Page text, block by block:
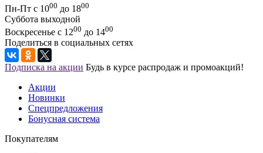
Пн-Пт с 1000 до 1800
Суббота выходной
Воскресенье с 1200 до 1400
Поделиться в социальных сетях
Подписка на акции Будь в курсе распродаж и промоакций!
Акции
Новинки
Спецпредложения
Бонусная система
Покупателям